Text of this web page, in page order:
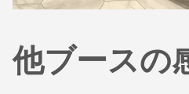
他ブースの